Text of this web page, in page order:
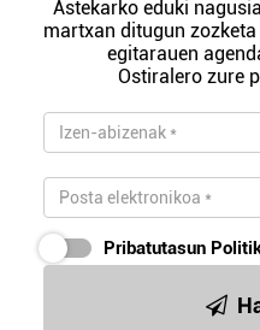
Astekarko eduki
martxan ditugun
egitarauen
Ostiralero zure
Pribatutasun